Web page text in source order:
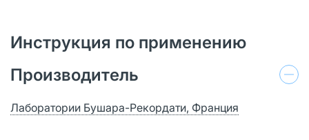
Инструкция по применению
Производитель
Лаборатории Бушара-Рекордати, Франция